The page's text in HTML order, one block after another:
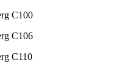
C100
C106
C110